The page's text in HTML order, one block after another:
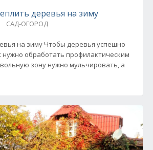
деревья на зиму
САД-ОГОРОД
на зиму Чтобы деревья успешно
обработать профилактическим
зону нужно мульчировать, а